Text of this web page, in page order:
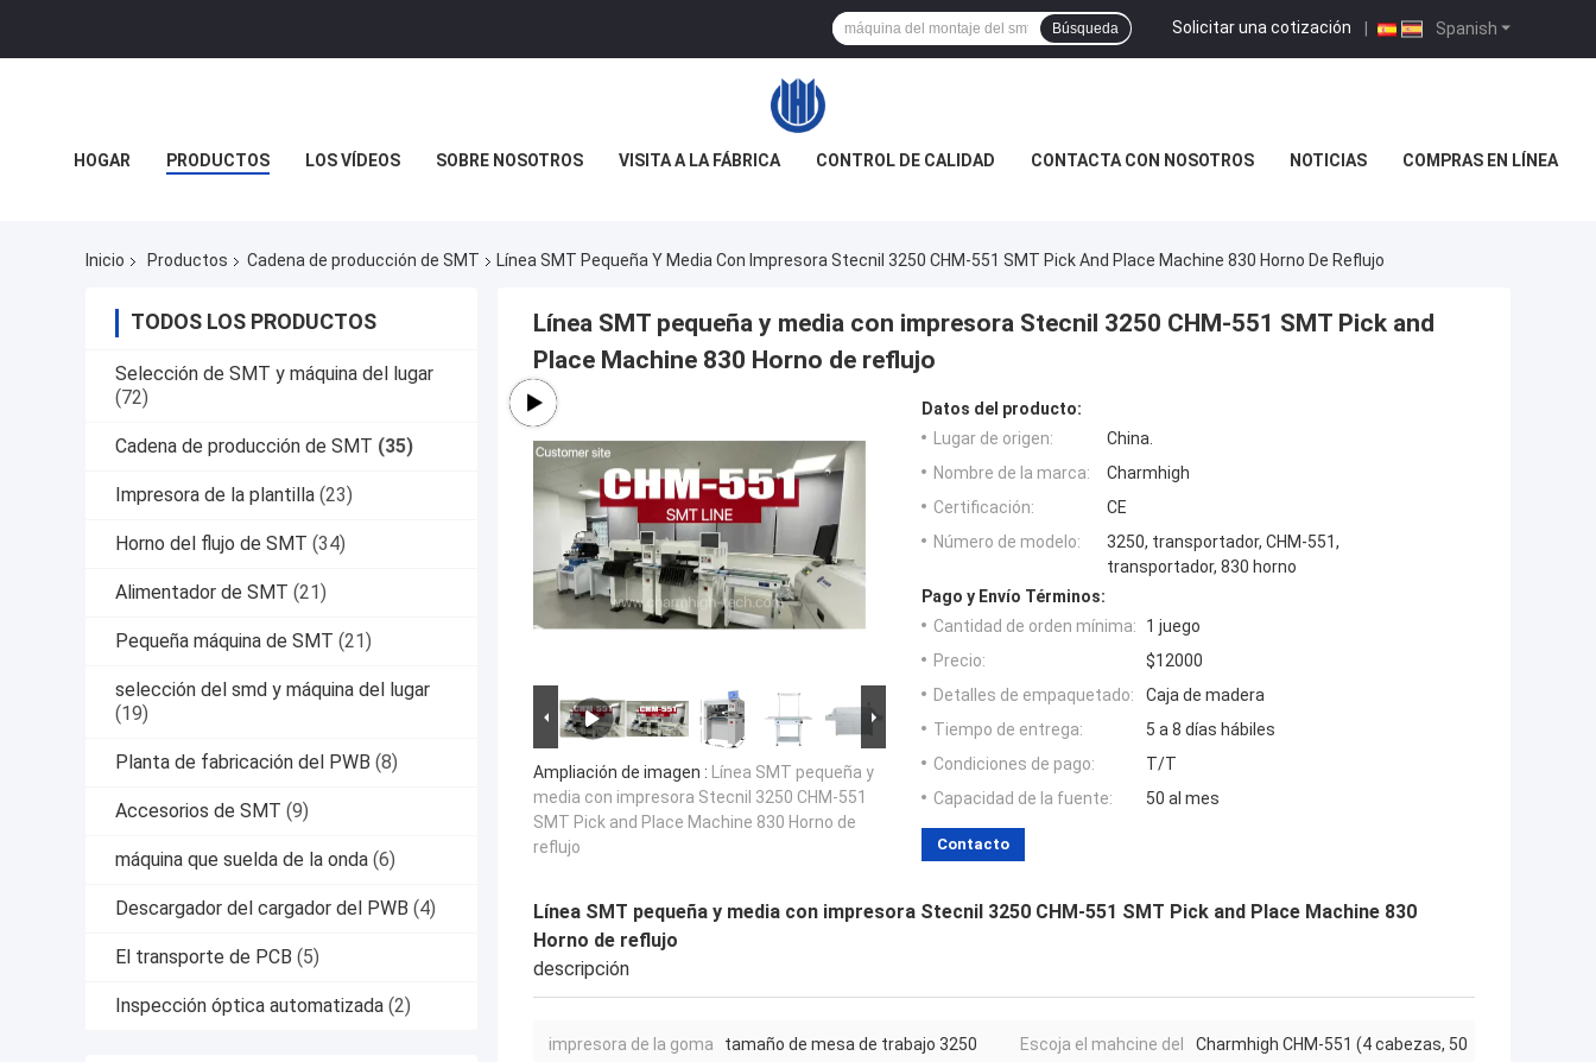
Spanish
Solicitar una cotización |
Búsqueda
HOGAR PRODUCTOS LOS VÍDEOS SOBRE NOSOTROS VISITA A LA FÁBRICA CONTROL DE CALIDAD CONTACTA CON NOSOTROS NOTICIAS COMPRAS EN LÍNEA
Inicio Productos Cadena de producción de SMT Línea SMT Pequeña Y Media Con Impresora Stecnil 3250 CHM-551 SMT Pick And Place Machine 830 Horno De Reflujo
TODOS LOS PRODUCTOS
Selección de SMT y máquina del lugar
(72)
Cadena de producción de SMT (35)
Impresora de la plantilla (23)
Horno del flujo de SMT (34)
Alimentador de SMT (21)
Pequeña máquina de SMT (21)
selección del smd y máquina del lugar
(19)
Planta de fabricación del PWB (8)
Accesorios de SMT (9)
máquina que suelda de la onda (6)
Descargador del cargador del PWB (4)
El transporte de PCB (5)
Inspección óptica automatizada (2)
Línea SMT pequeña y media con impresora Stecnil 3250 CHM-551 SMT Pick and
Place Machine 830 Horno de reflujo
Ampliación de imagen : Línea SMT pequeña y
media con impresora Stecnil 3250 CHM-551
SMT Pick and Place Machine 830 Horno de
reflujo
Datos del producto:
Lugar de origen:
China.
Nombre de la marca:
Charmhigh
Certificación:
CE
Número de modelo:
3250, transportador, CHM-551,
transportador, 830 horno
Pago y Envío Términos:
Cantidad de orden mínima:
1 juego
Precio:
$12000
Detalles de empaquetado:
Caja de madera
Tiempo de entrega:
5 a 8 días hábiles
Condiciones de pago:
T/T
Capacidad de la fuente:
50 al mes
Contacto
Línea SMT pequeña y media con impresora Stecnil 3250 CHM-551 SMT Pick and Place Machine 830
Horno de reflujo
descripción
impresora de la goma
tamaño de mesa de trabajo 3250
Escoja el mahcine del
Charmhigh CHM-551 (4 cabezas, 50